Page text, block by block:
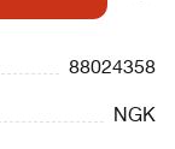
88024358
NGK